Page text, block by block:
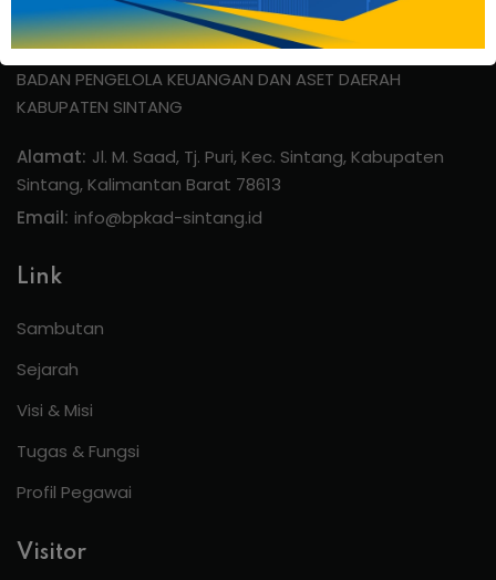
BADAN PENGELOLA KEUANGAN DAN ASET DAERAH
KABUPATEN SINTANG
Alamat: Jl. M. Saad, Tj. Puri, Kec. Sintang, Kabupaten
Sintang, Kalimantan Barat 78613
Email: info@bpkad-sintang.id
Link
Sambutan
Sejarah
Visi & Misi
Tugas & Fungsi
Profil Pegawai
Visitor